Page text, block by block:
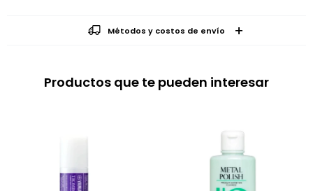
Métodos y costos de envío
Productos que te pueden interesar